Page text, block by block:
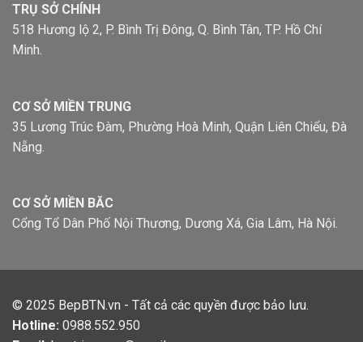
TRỤ SỞ CHÍNH
518 Hương lộ 2, P. Bình Trị Đông, Q. Bình Tân, TP. Hồ Chí
Minh.
CƠ SỞ MIỀN TRUNG
35 Lương Trúc Đàm, Phường Hoà Minh, Quận Liên Chiểu, Đà
Nẵng.
CƠ SỞ MIỀN BĂC
Cổng Tổ Dân Phố Nội Thương, Dương Xá, Gia Lâm, Hà Nội.
© 2025 BepBTN.vn - Tất cả các quyền được bảo lưu.
Hotline: 0988.552.950